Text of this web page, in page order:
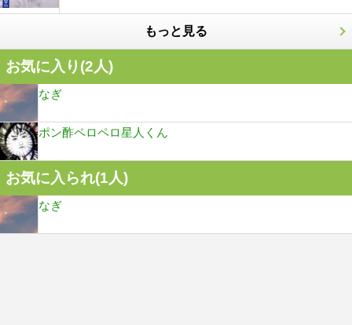
もっと見る
お気に入り(2人)
なぎ
ポン酢ペロペロ星人くん
お気に入られ(1人)
なぎ